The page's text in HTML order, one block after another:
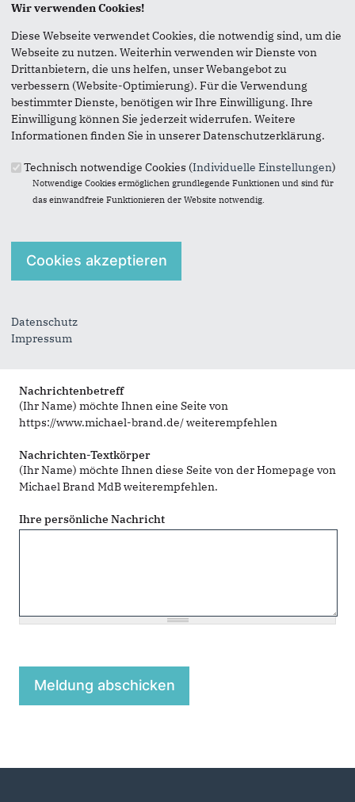
informieren, von wem die Empfehlung kommt, und dass es
Das mit * gekennzeichnete Feld ist ein Pflichtfeld.
Eigene E-Mail-Adresse*
Eigener Name*
Senden an*
Sie leiten den folgenden Inhalt weiter
Nachrichtenbetreff
(Ihr Name) möchte Ihnen eine Seite von
https://www.michael-brand.de/ weiterempfehlen
Nachrichten-Textkörper
(Ihr Name) möchte Ihnen diese Seite von der Homepage von
Michael Brand MdB weiterempfehlen.
Ihre persönliche Nachricht
Wir verwenden Cookies!
Diese Webseite verwendet Cookies, die notwendig sind, um die
Webseite zu nutzen. Weiterhin verwenden wir Dienste von
Drittanbietern, die uns helfen, unser Webangebot zu
verbessern (Website-Optimierung). Für die Verwendung
bestimmter Dienste, benötigen wir Ihre Einwilligung. Ihre
Einwilligung können Sie jederzeit widerrufen. Weitere
Informationen finden Sie in unserer Datenschutzerklärung.
Technisch notwendige Cookies (Individuelle Einstellungen)
Notwendige Cookies ermöglichen grundlegende Funktionen und sind für
das einwandfreie Funktionieren der Website notwendig.
Datenschutz
Impressum